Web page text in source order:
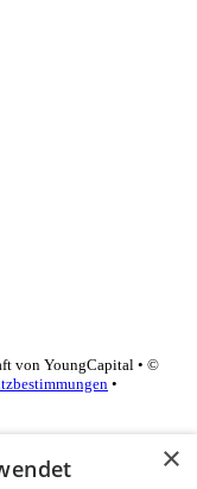
von YoungCapital • ©
•
×